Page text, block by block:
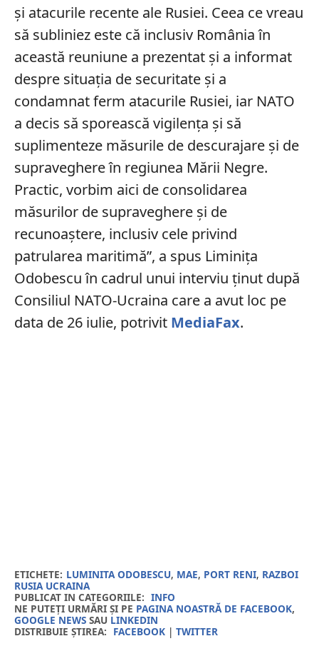
şi atacurile recente ale Rusiei. Ceea ce vreau
să subliniez este că inclusiv România în
această reuniune a prezentat şi a informat
despre situaţia de securitate şi a
condamnat ferm atacurile Rusiei, iar NATO
a decis să sporească vigilenţa şi să
suplimenteze măsurile de descurajare şi de
supraveghere în regiunea Mării Negre.
Practic, vorbim aici de consolidarea
măsurilor de supraveghere şi de
recunoaştere, inclusiv cele privind
patrularea maritimă”, a spus Liminița
Odobescu în cadrul unui interviu ținut după
Consiliul NATO-Ucraina care a avut loc pe
data de 26 iulie, potrivit MediaFax.
ETICHETE: LUMINITA ODOBESCU, MAE, PORT RENI, RAZBOI
RUSIA UCRAINA
PUBLICAT IN CATEGORIILE: INFO
NE PUTEȚI URMĂRI ȘI PE PAGINA NOASTRĂ DE FACEBOOK,
GOOGLE NEWSSAU LINKEDIN
DISTRIBUIE ȘTIREA: FACEBOOK| TWITTER